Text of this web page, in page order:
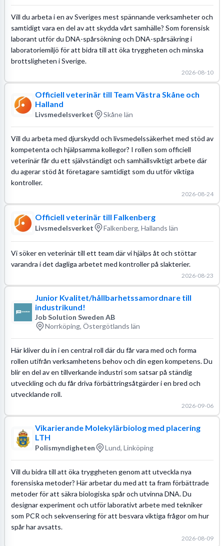
Vill du arbeta i en av Sveriges mest spännande verksamheter och
samtidigt vara en del av att skydda vårt samhälle? Som forensisk
laborant utför du DNA-spårsökning och DNA-spårsäkring i
laboratoriemiljö för att bidra till att öka tryggheten och minska
brottsligheten i Sverige.
2026-08-10
Officiell veterinär till Team Västra Skåne och
Halland
Livsmedelsverket Skåne län
Vill du arbeta med djurskydd och livsmedelssäkerhet med stöd av
kompetenta och hjälpsamma kollegor? I rollen som officiell
veterinär får du ett självständigt och samhällsviktigt arbete där
du agerar stöd åt företagare samtidigt som du utför viktiga
kontroller.
2026-08-24
Officiell veterinär till Falkenberg
Livsmedelsverket Falkenberg, Hallands län
Vi söker en veterinär till ett team där vi hjälps åt och stöttar
varandra i det dagliga arbetet med kontroller på slakterier.
2026-08-23
Junior Kvalitet/hållbarhetssamordnare till
industrikund!
Job Solution Sweden AB
Norrköping, Östergötlands län
Här kliver du in i en central roll där du får vara med och forma
rollen utifrån verksamhetens behov och din egen kompetens. Du
blir en del av en tillverkande industri som satsar på ständig
utveckling och du får driva förbättringsåtgärder i en bred och
utvecklande roll.
2026-09-06
Vikarierande Molekylärbiolog med placering
LTH
Polismyndigheten Lund, Linköping
Vill du bidra till att öka tryggheten genom att utveckla nya
forensiska metoder? Här arbetar du med att ta fram förbättrade
metoder för att säkra biologiska spår och utvinna DNA. Du
designar experiment och utför laborativt arbete med tekniker
som PCR och sekvensering för att besvara viktiga frågor om hur
spår har avsatts.
2026-08-09